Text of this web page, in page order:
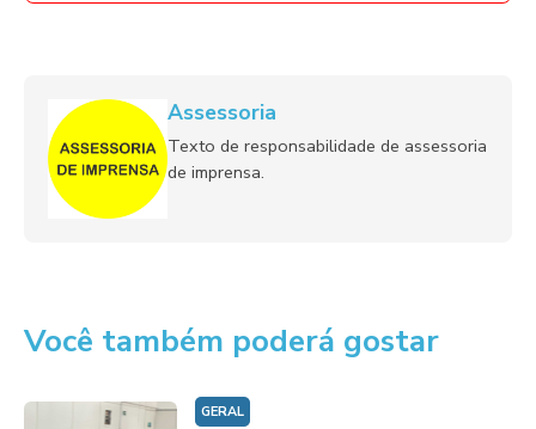
Assessoria
Texto de responsabilidade de assessoria
de imprensa.
Você também poderá gostar
GERAL